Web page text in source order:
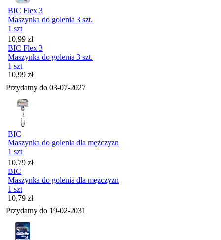
BIC Flex 3
Maszynka do golenia 3 szt.
1 szt
Cena
10,99 zł
BIC Flex 3
Maszynka do golenia 3 szt.
1 szt
Cena
10,99 zł
Przydatny do 03-07-2027
BIC
Maszynka do golenia dla mężczyzn
1 szt
Cena
10,79 zł
BIC
Maszynka do golenia dla mężczyzn
1 szt
Cena
10,79 zł
Przydatny do 19-02-2031